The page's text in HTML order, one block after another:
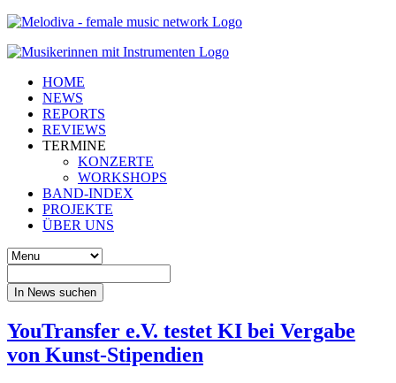
HOME
NEWS
REPORTS
REVIEWS
TERMINE
KONZERTE
WORKSHOPS
BAND-INDEX
PROJEKTE
ÜBER UNS
In News suchen
YouTransfer e.V. testet KI bei Vergabe
von Kunst-Stipendien